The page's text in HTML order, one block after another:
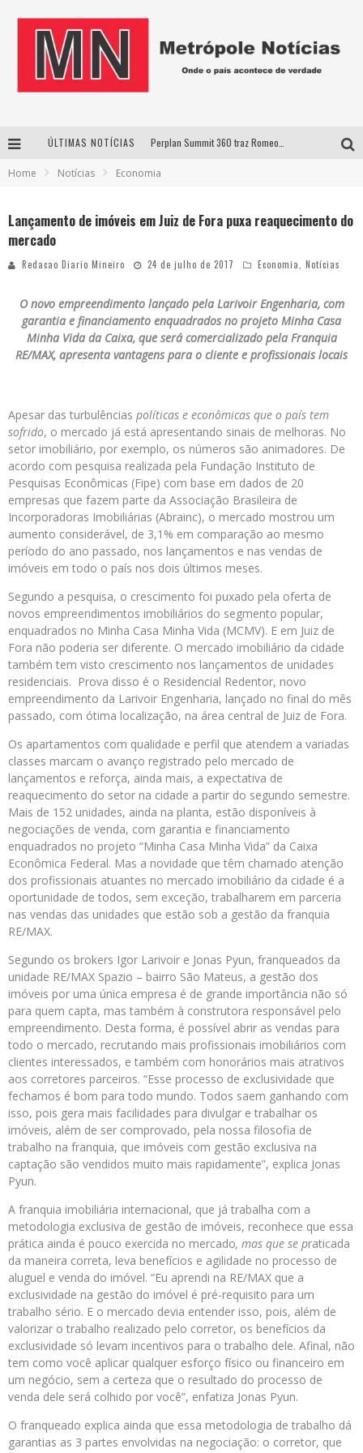
ÚLTIMAS NOTÍCIAS
Home Notícias Economia
Lançamento de imóveis em Juiz de Fora puxa reaquecimento do
mercado
Redacao Diario Mineiro 24 de julho de 2017 Economia Notícias
O novo empreendimento lançado pela Larivoir Engenharia, com
garantia e financiamento enquadrados no projeto Minha Casa
Minha Vida da Caixa, que será comercializado pela Franquia
RE/MAX, apresenta vantagens para o cliente e profissionais locais
Apesar das turbulências políticas e econômicas que o país tem
sofrido, o mercado já está apresentando sinais de melhoras. No
setor imobiliário, por exemplo, os números são animadores. De
acordo com pesquisa realizada pela Fundação Instituto de
Pesquisas Econômicas (Fipe) com base em dados de 20
empresas que fazem parte da Associação Brasileira de
Incorporadoras Imobiliárias (Abrainc), o mercado mostrou um
aumento considerável, de 3,1% em comparação ao mesmo
período do ano passado, nos lançamentos e nas vendas de
imóveis em todo o país nos dois últimos meses.
Segundo a pesquisa, o crescimento foi puxado pela oferta de
novos empreendimentos imobiliários do segmento popular,
enquadrados no Minha Casa Minha Vida (MCMV). E em Juiz de
Fora não poderia ser diferente. O mercado imobiliário da cidade
também tem visto crescimento nos lançamentos de unidades
residenciais. Prova disso é o Residencial Redentor, novo
empreendimento da Larivoir Engenharia, lançado no final do mês
passado, com ótima localização, na área central de Juiz de Fora.
Os apartamentos com qualidade e perfil que atendem a variadas
classes marcam o avanço registrado pelo mercado de
lançamentos e reforça, ainda mais, a expectativa de
reaquecimento do setor na cidade a partir do segundo semestre.
Mais de 152 unidades, ainda na planta, estão disponíveis à
negociações de venda, com garantia e financiamento
enquadrados no projeto “Minha Casa Minha Vida” da Caixa
Econômica Federal. Mas a novidade que têm chamado atenção
dos profissionais atuantes no mercado imobiliário da cidade é a
oportunidade de todos, sem exceção, trabalharem em parceria
nas vendas das unidades que estão sob a gestão da franquia
RE/MAX.
Segundo os brokers Igor Larivoir e Jonas Pyun, franqueados da
unidade RE/MAX Spazio – bairro São Mateus, a gestão dos
imóveis por uma única empresa é de grande importância não só
para quem capta, mas também à construtora responsável pelo
empreendimento. Desta forma, é possível abrir as vendas para
todo o mercado, recrutando mais profissionais imobiliários com
clientes interessados, e também com honorários mais atrativos
aos corretores parceiros. “Esse processo de exclusividade que
fechamos é bom para todo mundo. Todos saem ganhando com
isso, pois gera mais facilidades para divulgar e trabalhar os
imóveis, além de ser comprovado, pela nossa filosofia de
trabalho na franquia, que imóveis com gestão exclusiva na
captação são vendidos muito mais rapidamente”, explica Jonas
Pyun.
A franquia imobiliária internacional, que já trabalha com a
metodologia exclusiva de gestão de imóveis, reconhece que essa
prática ainda é pouco exercida no mercado, mas que se praticada
da maneira correta, leva benefícios e agilidade no processo de
aluguel e venda do imóvel. “Eu aprendi na RE/MAX que a
exclusividade na gestão do imóvel é pré-requisito para um
trabalho sério. E o mercado devia entender isso, pois, além de
valorizar o trabalho realizado pelo corretor, os benefícios da
exclusividade só levam incentivos para o trabalho dele. Afinal, não
tem como você aplicar qualquer esforço físico ou financeiro em
um negócio, sem a certeza que o resultado do processo de
venda dele será colhido por você”, enfatiza Jonas Pyun.
O franqueado explica ainda que essa metodologia de trabalho dá
garantias as 3 partes envolvidas na negociação: o corretor, que